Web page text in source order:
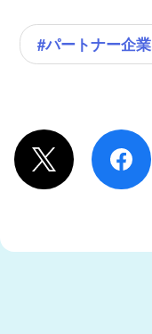
#パートナー企業